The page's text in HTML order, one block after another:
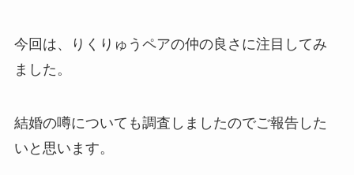
今回は、りくりゅうペアの仲の良さに注目してみ
ました。
結婚の噂についても調査しましたのでご報告した
いと思います。